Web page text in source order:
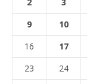
9
10
16
17
23
24